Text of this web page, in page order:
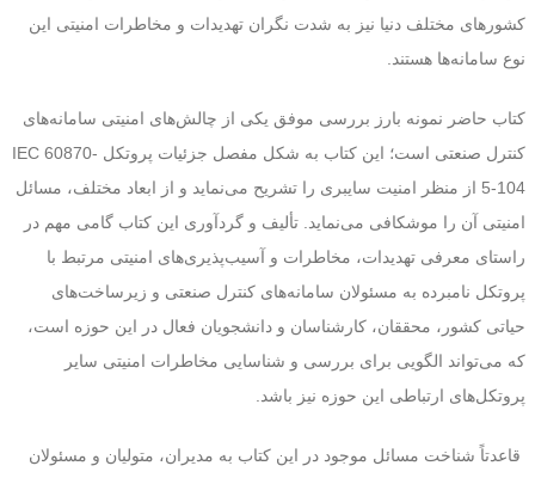
کشور‌های مختلف دنیا نیز به شدت نگران تهدیدات و مخاطرات امنیتی این
نوع سامانه‌ها هستند.
کتاب حاضر نمونه بارز بررسی موفق یکی از چالش‌های امنیتی سامانه‌های
کنترل صنعتی است؛ این کتاب به شکل مفصل جزئیات پروتکل IEC 60870-
5-104 از منظر امنیت سایبری را تشریح می‌نماید و از ابعاد مختلف، مسائل
امنیتی آن را موشکافی می‌نماید. تألیف و گردآوری این کتاب گامی مهم در
راستای معرفی تهدیدات، مخاطرات و آسیب‌پذیر‌ی‌های امنیتی مرتبط با
پروتکل نامبرده به مسئولان سامانه‌های کنترل صنعتی و زیرساخت‌های
حیاتی کشور، محققان، کارشناسان و دانشجویان فعال در این حوزه است،
که می‌تواند الگویی برای بررسی و شناسایی مخاطرات امنیتی سایر
پروتکل‌های ارتباطی این حوزه نیز باشد.
قاعدتاً شناخت مسائل موجود در این کتاب به مدیران، متولیان و مسئولان